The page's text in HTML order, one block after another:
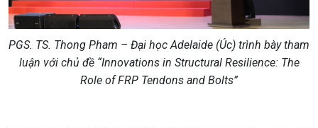
PGS. TS. Thong Pham – Đại học Adelaide (Úc) trình bàytham
luận vớichủ đề “Innovations in Structural Resilience: The
Role of FRP Tendons and Bolts”